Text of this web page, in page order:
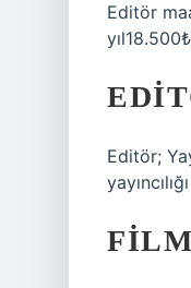
Editör
Editör;